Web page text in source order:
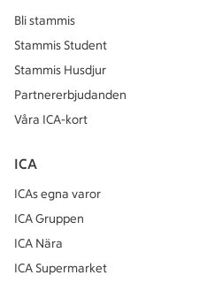
Bli stammis
Stammis Student
Stammis Husdjur
Partnererbjudanden
Våra ICA-kort
ICA
ICAs egna varor
ICA Gruppen
ICA Nära
ICA Supermarket